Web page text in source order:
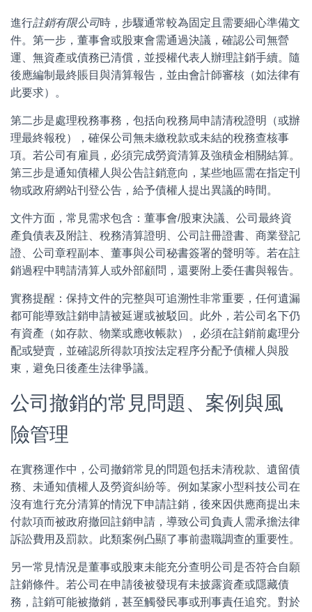
進行註銷有限公司時，步驟通常較為固定且需要細心準備文
件。第一步，董事會或股東會需通過決議，確認公司無營
運、無資產或債務已清償，並授權代表人辦理註銷手續。隨
後應編制最終賬目與清算報告，並由會計師審核（如法律有
此要求）。
第二步是處理稅務事務，包括向稅務局申請清稅證明（或辦
理最終報稅），確保公司無未繳稅款或未結的稅務查核事
項。若公司有雇員，必須完成勞資清算及強積金相關結算。
第三步是通知債權人與公告註銷意向，某些地區需在指定刊
物或政府網站刊登公告，給予債權人提出異議的時間。
文件方面，常見需求包含：董事會/股東決議、公司最終資
產負債表及附註、稅務清算證明、公司註冊證書、商業登記
證、公司章程副本、董事與公司秘書簽署的聲明等。若在註
銷過程中聘請清算人或外部顧問，還要附上委任書與報告。
實務提醒：保持文件的完整與可追溯性非常重要，任何遺漏
都可能導致註銷申請被延遲或被駁回。此外，若公司名下仍
有資產（如存款、物業或應收帳款），必須在註銷前處理分
配或變賣，並確認所得款項按法定程序分配予債權人與股
東，避免日後產生法律爭議。
公司撤銷的常見問題、案例與風
險管理
在實務運作中，公司撤銷常見的問題包括未清稅款、遺留債
務、未通知債權人及勞資糾紛等。例如某家小型科技公司在
沒有進行充分清算的情況下申請註銷，後來因供應商提出未
付款項而被政府撤回註銷申請，導致公司負責人需承擔法律
訴訟費用及罰款。此類案例凸顯了事前盡職調查的重要性。
另一常見情況是董事或股東未能充分查明公司是否符合自願
註銷條件。若公司在申請後被發現有未披露資產或隱藏債
務，註銷可能被撤銷，甚至觸發民事或刑事責任追究。對於